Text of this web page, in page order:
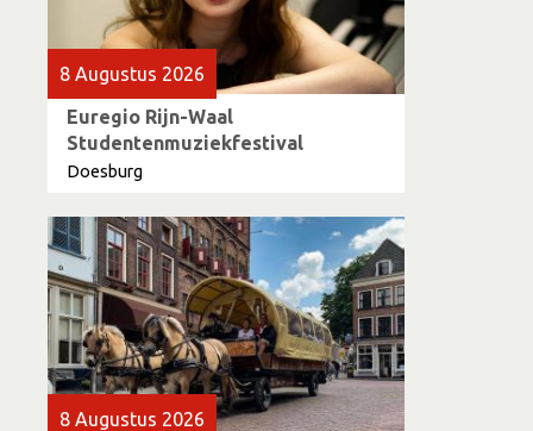
8 Augustus 2026
Euregio Rijn-Waal
Studentenmuziekfestival
Doesburg
8 Augustus 2026